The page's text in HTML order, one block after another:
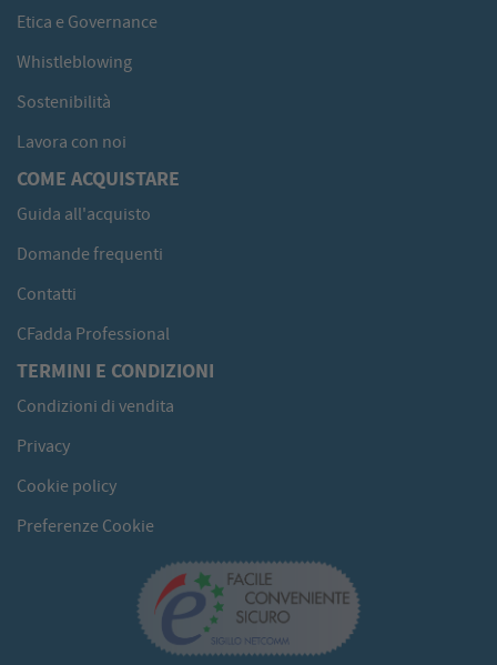
Etica e Governance
Whistleblowing
Sostenibilità
Lavora con noi
COME ACQUISTARE
Guida all'acquisto
Domande frequenti
Contatti
CFadda Professional
TERMINI E CONDIZIONI
Condizioni di vendita
Privacy
Cookie policy
Preferenze Cookie